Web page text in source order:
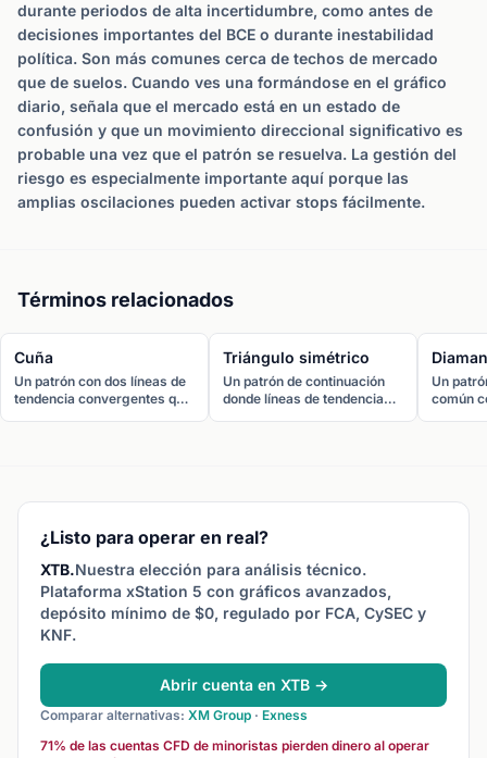
durante periodos de alta incertidumbre, como antes de
decisiones importantes del BCE o durante inestabilidad
política. Son más comunes cerca de techos de mercado
que de suelos. Cuando ves una formándose en el gráfico
diario, señala que el mercado está en un estado de
confusión y que un movimiento direccional significativo es
probable una vez que el patrón se resuelva. La gestión del
riesgo es especialmente importante aquí porque las
amplias oscilaciones pueden activar stops fácilmente.
Términos relacionados
Cuña
Un patrón con dos líneas de
tendencia convergentes que
normalmente rompe en
Triángulo simétrico
Un patrón de continuación
donde líneas de tendencia
rompe en la dirección de la
Un
común
cambio
¿Listo para operar en real?
XTB.Nuestra elección para análisis técnico.
Plataforma xStation 5 con gráficos avanzados,
depósito mínimo de $0, regulado por FCA, CySEC y
KNF.
Abrir cuenta en XTB →
Comparar alternativas: XM Group · Exness
71% de las cuentas CFD de minoristas pierden dinero al operar